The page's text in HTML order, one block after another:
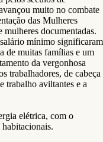
muito no combate
das Mulheres
documentadas.
mínimo significaram
de muitas famílias e um
da vergonhosa
trabalhadores, de cabeça
trabalho aviltantes e a
elétrica, com o